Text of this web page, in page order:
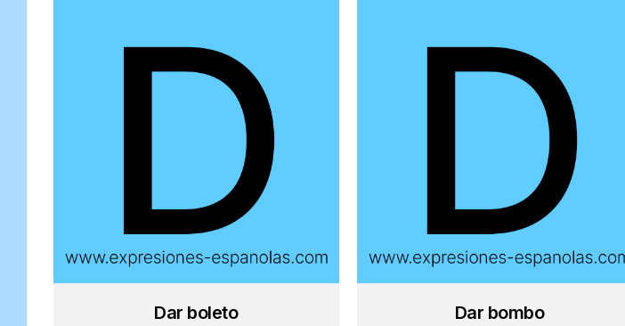
Dar boleto Dar bombo